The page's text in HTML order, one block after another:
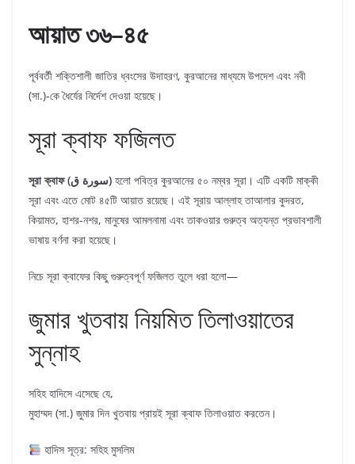
আয়াত ৩৬–৪৫
পূর্ববর্তী শক্তিশালী জাতির ধ্বংসের উদাহরণ, কুরআনের মাধ্যমে উপদেশ এবং নবী
(সা.)-কে ধৈর্যের নির্দেশ দেওয়া হয়েছে।
সূরা ক্বাফ ফজিলত
সূরা ক্বাফ (سورة ق) হলো পবিত্র কুরআনের ৫০ নম্বর সূরা। এটি একটি মাক্কী
সূরা এবং এতে মোট ৪৫টি আয়াত রয়েছে। এই সূরায় আল্লাহ তাআলার কুদরত,
কিয়ামত, হাশর-নশর, মানুষের আমলনামা এবং তাকওয়ার গুরুত্ব অত্যন্ত প্রভাবশালী
ভাষায় বর্ণনা করা হয়েছে।
নিচে সূরা ক্বাফের কিছু গুরুত্বপূর্ণ ফজিলত তুলে ধরা হলো—
জুমার খুতবায় নিয়মিত তিলাওয়াতের
সুন্নাহ
সহিহ হাদিসে এসেছে যে,
মুহাম্মদ (সা.) জুমার দিন খুতবায় প্রায়ই সূরা ক্বাফ তিলাওয়াত করতেন।
হাদিস সূত্র: সহিহ মুসলিম